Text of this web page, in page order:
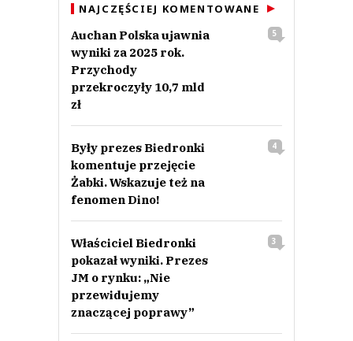
NAJCZĘŚCIEJ KOMENTOWANE
Auchan Polska ujawnia
wyniki za 2025 rok.
Przychody
przekroczyły 10,7 mld
zł
5
Były prezes Biedronki
komentuje przejęcie
Żabki. Wskazuje też na
fenomen Dino!
4
Właściciel Biedronki
pokazał wyniki. Prezes
JM o rynku: „Nie
przewidujemy
znaczącej poprawy”
3